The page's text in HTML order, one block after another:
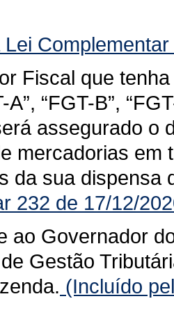
Fiscal que
A”, “FGT-B”,
assegurado o
mercadorias em
da sua dispensa
232 de 17/12/
ao Governador
Gestão
(Incluído